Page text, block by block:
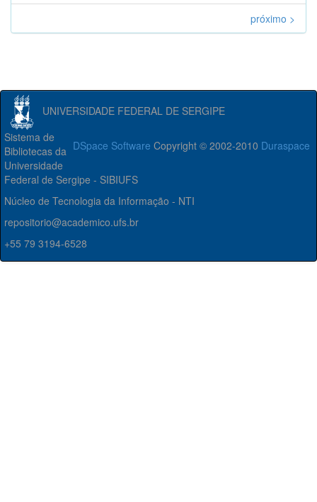
próximo >
UNIVERSIDADE FEDERAL DE SERGIPE
DSpace Software Copyright © 2002-2010 Duraspace
Sistema de
Bibliotecas da
Universidade
Federal de Sergipe - SIBIUFS
Núcleo de Tecnologia da Informação - NTI
repositorio@academico.ufs.br
+55 79 3194-6528